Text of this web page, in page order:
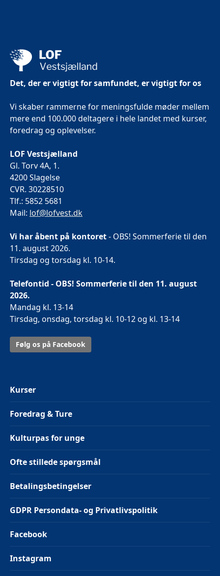
Det, der er vigtigt for samfundet, er vigtigt for os
Vi skaber rammerne for meningsfulde møder mellem
mere end 100.000 deltagere i hele landet med kurser,
foredrag og oplevelser.
LOF Vestsjælland
Gl. Torv 4A, 1.
4200 Slagelse
CVR. 30228510
Tlf.: 5852 5681
Mail: lof@lofvest.dk
Vi har åbent på kontoret- OBS! Sommerferie til den
11. august 2026.
Tirsdag og torsdag kl. 10-14.
Telefontid - OBS! Sommerferie til den 11. august
2026.
Mandag kl. 13-14
Tirsdag, onsdag, torsdag kl. 10-12 og kl. 13-14
Følg os på Facebook
Kurser
Foredrag & Ture
Kulturpas for unge
Ofte stillede spørgsmål
Betalingsbetingelser
GDPR Persondata- og Privatlivspolitik
Facebook
Instagram